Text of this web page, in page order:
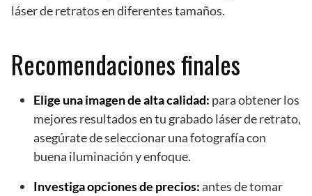
láser de retratos en diferentes tamaños.
Recomendaciones finales
Elige una imagen de alta calidad: para obtener los
mejores resultados en tu grabado láser de retrato,
asegúrate de seleccionar una fotografía con
buena iluminación y enfoque.
Investiga opciones de precios:antes de tomar